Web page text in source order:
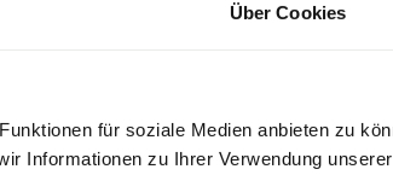
Über Cookies
für soziale Medien anbieten zu
Informationen zu Ihrer Verwendung unserer